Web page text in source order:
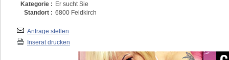
Kategorie : Er sucht Sie
Standort : 6800 Feldkirch
Anfrage stellen
Inserat drucken